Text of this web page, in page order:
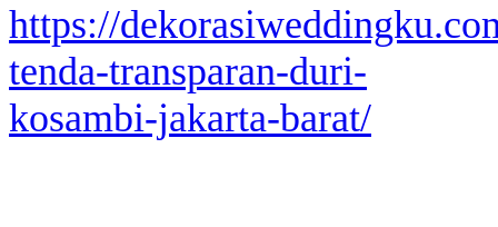
https://
tenda-transparan-duri-
kosambi-jakarta-barat/